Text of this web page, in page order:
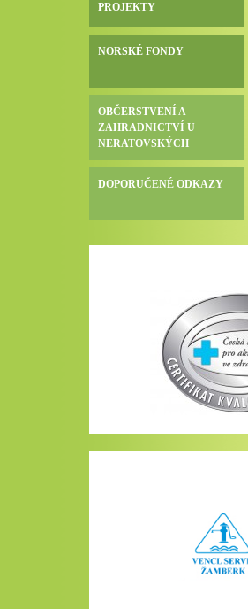
PROJEKTY
NORSKÉ FONDY
OBČERSTVENÍ A
ZAHRADNICTVÍ U
NERATOVSKÝCH
DOPORUČENÉ ODKAZY